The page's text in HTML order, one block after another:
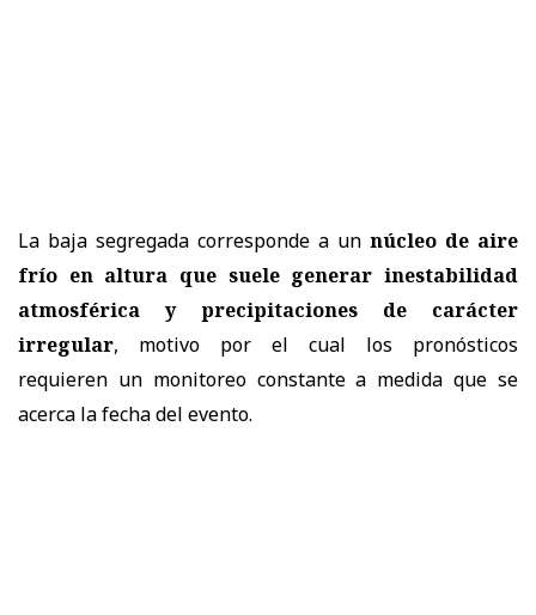
La baja segregada corresponde a un núcleo de aire
frío en altura que suele generar inestabilidad
atmosférica y precipitaciones de carácter
irregular, motivo por el cual los pronósticos
requieren un monitoreo constante a medida que se
acerca la fecha del evento.